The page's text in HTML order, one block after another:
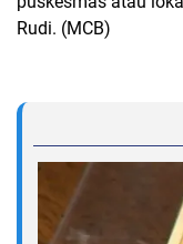
Rudi. (MCB)